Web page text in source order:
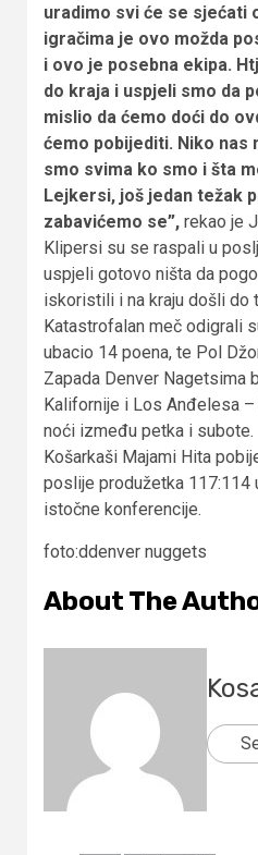
uradimo svi će se sjećati
igračima je ovo možda
i ovo je posebna ekipa.
do kraja i uspjeli smo da
mislio da ćemo doći do
ćemo pobijediti. Niko nas
smo svima ko smo i šta
Lejkersi, još jedan težak
zabavićemo se”, rekao je
Klipersi su se raspali u
uspjeli gotovo ništa da
iskoristili i na kraju došli do
Katastrofalan meč odigrali
ubacio 14 poena, te Pol
Zapada Denver Nagetsima
Kalifornije i Los Anđelesa
noći između petka i subote.
Košarkaši Majami Hita
poslije produžetka 117:114
istočne konferencije.
foto:ddenver nuggets
About The